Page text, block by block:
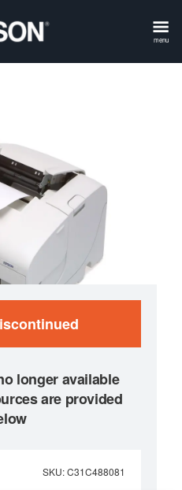
menu
are provided
SKU:C31C488081